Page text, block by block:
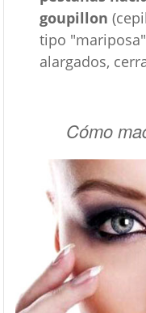
goupillon
tipo
alargados,
Cómo